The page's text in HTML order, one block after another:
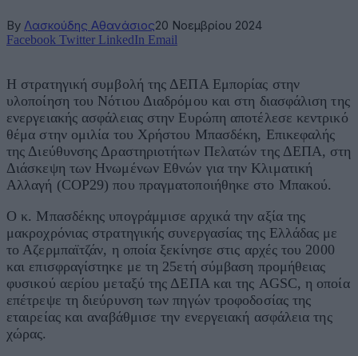
By Λασκούδης Αθανάσιος20 Νοεμβρίου 2024
Facebook Twitter LinkedIn Email
Η στρατηγική συμβολή της ΔΕΠΑ Εμπορίας στην
υλοποίηση του Νότιου Διαδρόμου και στη διασφάλιση της
ενεργειακής ασφάλειας στην Ευρώπη αποτέλεσε κεντρικό
θέμα στην ομιλία του Χρήστου Μπασδέκη, Επικεφαλής
της Διεύθυνσης Δραστηριοτήτων Πελατών της ΔΕΠΑ, στη
Διάσκεψη των Ηνωμένων Εθνών για την Κλιματική
Αλλαγή (COP29) που πραγματοποιήθηκε στο Μπακού.
Ο κ. Μπασδέκης υπογράμμισε αρχικά την αξία της
μακροχρόνιας στρατηγικής συνεργασίας της Ελλάδας με
το Αζερμπαϊτζάν, η οποία ξεκίνησε στις αρχές του 2000
και επισφραγίστηκε με τη 25ετή σύμβαση προμήθειας
φυσικού αερίου μεταξύ της ΔΕΠΑ και της AGSC, η οποία
επέτρεψε τη διεύρυνση των πηγών τροφοδοσίας της
εταιρείας και αναβάθμισε την ενεργειακή ασφάλεια της
χώρας.